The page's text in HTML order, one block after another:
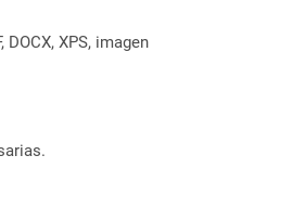
XPS, imagen